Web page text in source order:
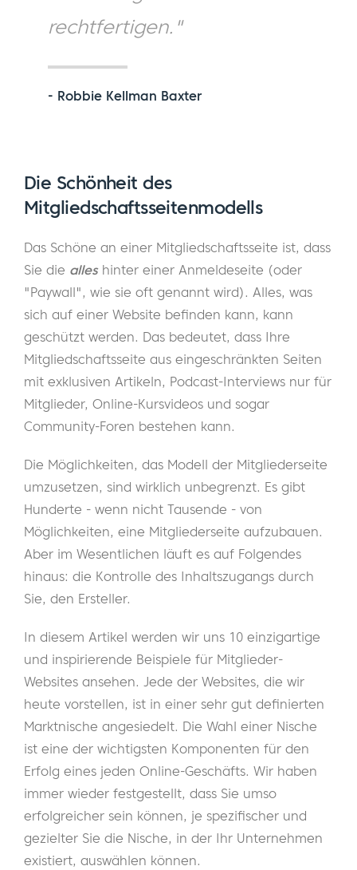
rechtfertigen."
- Robbie Kellman Baxter
Die Schönheit des
Mitgliedschaftsseitenmodells
Das Schöne an einer Mitgliedschaftsseite ist, dass
Sie die alleshinter einer Anmeldeseite (oder
"Paywall", wie sie oft genannt wird). Alles, was
sich auf einer Website befinden kann, kann
geschützt werden. Das bedeutet, dass Ihre
Mitgliedschaftsseite aus eingeschränkten Seiten
mit exklusiven Artikeln, Podcast-Interviews nur für
Mitglieder, Online-Kursvideos und sogar
Community-Foren bestehen kann.
Die Möglichkeiten, das Modell der Mitgliederseite
umzusetzen, sind wirklich unbegrenzt. Es gibt
Hunderte - wenn nicht Tausende - von
Möglichkeiten, eine Mitgliederseite aufzubauen.
Aber im Wesentlichen läuft es auf Folgendes
hinaus: die Kontrolle des Inhaltszugangs durch
Sie, den Ersteller.
In diesem Artikel werden wir uns 10 einzigartige
und inspirierende Beispiele für Mitglieder-
Websites ansehen. Jede der Websites, die wir
heute vorstellen, ist in einer sehr gut definierten
Marktnische angesiedelt. Die Wahl einer Nische
ist eine der wichtigsten Komponenten für den
Erfolg eines jeden Online-Geschäfts. Wir haben
immer wieder festgestellt, dass Sie umso
erfolgreicher sein können, je spezifischer und
gezielter Sie die Nische, in der Ihr Unternehmen
existiert, auswählen können.